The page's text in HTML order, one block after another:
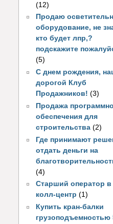
(12)
Продаю
оборудование, не
кто будет лпр,?
подскажите
(5)
С днем рождения,
дорогой Клуб
Продажников! (3)
Продажа
обеспечения для
строительства (2)
Где принимают
отдать деньги на
(4)
Старший оператор в
колл-центр (1)
Купить кран-балки
грузоподъемностью